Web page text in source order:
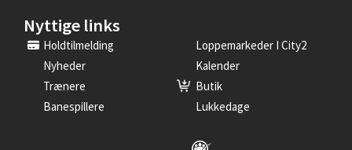
Nyttige links
Holdtilmelding
Loppemarkeder I City2
Nyheder
Kalender
Trænere
Butik
Banespillere
Lukkedage